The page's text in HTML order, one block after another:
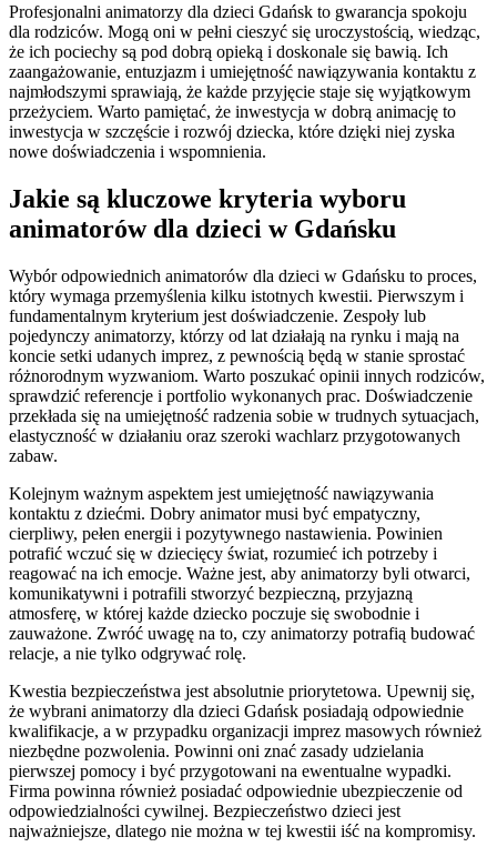
Profesjonalni animatorzy dla dzieci Gdańsk to gwarancja spokoju
dla rodziców. Mogą oni w pełni cieszyć się uroczystością, wiedząc,
że ich pociechy są pod dobrą opieką i doskonale się bawią. Ich
zaangażowanie, entuzjazm i umiejętność nawiązywania kontaktu z
najmłodszymi sprawiają, że każde przyjęcie staje się wyjątkowym
przeżyciem. Warto pamiętać, że inwestycja w dobrą animację to
inwestycja w szczęście i rozwój dziecka, które dzięki niej zyska
nowe doświadczenia i wspomnienia.
Jakie są kluczowe kryteria wyboru
animatorów dla dzieci w Gdańsku
Wybór odpowiednich animatorów dla dzieci w Gdańsku to proces,
który wymaga przemyślenia kilku istotnych kwestii. Pierwszym i
fundamentalnym kryterium jest doświadczenie. Zespoły lub
pojedynczy animatorzy, którzy od lat działają na rynku i mają na
koncie setki udanych imprez, z pewnością będą w stanie sprostać
różnorodnym wyzwaniom. Warto poszukać opinii innych rodziców,
sprawdzić referencje i portfolio wykonanych prac. Doświadczenie
przekłada się na umiejętność radzenia sobie w trudnych sytuacjach,
elastyczność w działaniu oraz szeroki wachlarz przygotowanych
zabaw.
Kolejnym ważnym aspektem jest umiejętność nawiązywania
kontaktu z dziećmi. Dobry animator musi być empatyczny,
cierpliwy, pełen energii i pozytywnego nastawienia. Powinien
potrafić wczuć się w dziecięcy świat, rozumieć ich potrzeby i
reagować na ich emocje. Ważne jest, aby animatorzy byli otwarci,
komunikatywni i potrafili stworzyć bezpieczną, przyjazną
atmosferę, w której każde dziecko poczuje się swobodnie i
zauważone. Zwróć uwagę na to, czy animatorzy potrafią budować
relacje, a nie tylko odgrywać rolę.
Kwestia bezpieczeństwa jest absolutnie priorytetowa. Upewnij się,
że wybrani animatorzy dla dzieci Gdańsk posiadają odpowiednie
kwalifikacje, a w przypadku organizacji imprez masowych również
niezbędne pozwolenia. Powinni oni znać zasady udzielania
pierwszej pomocy i być przygotowani na ewentualne wypadki.
Firma powinna również posiadać odpowiednie ubezpieczenie od
odpowiedzialności cywilnej. Bezpieczeństwo dzieci jest
najważniejsze, dlatego nie można w tej kwestii iść na kompromisy.